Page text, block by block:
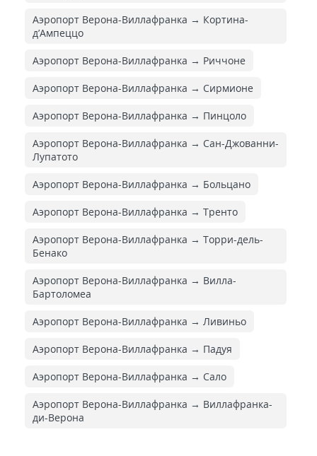
Аэропорт Верона-Виллафранка → Кортина-
д’Ампеццо
Аэропорт Верона-Виллафранка → Риччоне
Аэропорт Верона-Виллафранка → Сирмионе
Аэропорт Верона-Виллафранка → Пинцоло
Аэропорт Верона-Виллафранка → Сан-Джованни-
Лупатото
Аэропорт Верона-Виллафранка → Больцано
Аэропорт Верона-Виллафранка → Тренто
Аэропорт Верона-Виллафранка → Торри-дель-
Бенако
Аэропорт Верона-Виллафранка → Вилла-
Бартоломеа
Аэропорт Верона-Виллафранка → Ливиньо
Аэропорт Верона-Виллафранка → Падуя
Аэропорт Верона-Виллафранка → Сало
Аэропорт Верона-Виллафранка → Виллафранка-
ди-Верона